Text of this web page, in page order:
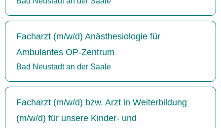
Facharzt (m/w/d) Anästhesiologie für
Ambulantes OP-Zentrum
Bad Neustadt an der Saale
Facharzt (m/w/d) bzw. Arzt in Weiterbildung
(m/w/d) für unsere Kinder- und